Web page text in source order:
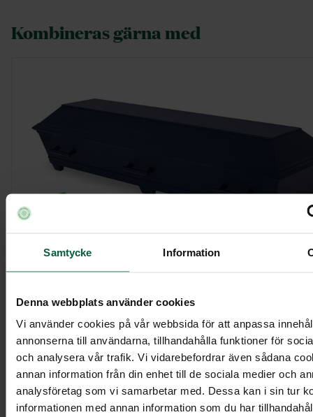
Samtycke Information
Denna webbplats använder cookies
Vi använder cookies på vår webbsida för att anpassa
annonserna till användarna, tillhandahålla funktioner för
och analysera vår trafik. Vi vidarebefordrar även sådana
annan information från din enhet till de sociala medier och
analysföretag som vi samarbetar med. Dessa kan i sin tur
informationen med annan information som du har
Kombineras gärna med
Kista Tradition, havsvik
Visa mer